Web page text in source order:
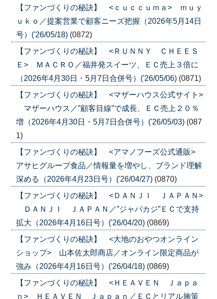
【ファンづくりの秘訣】 <ｃｕｃｃｕｍａ> ｍｕｙ
ｕｋｏ／提案営業で顧客ニーズ把握（2026年5月14日
号）('26/05/18) (0872)
【ファンづくりの秘訣】 <ＲＵＮＮＹ ＣＨＥＥＳ
Ｅ> ＭＡＣＲＯ／福井発スイーツ、ＥＣ売上３倍に
（2026年4月30日・5月7日合併号）('26/05/06) (0871)
【ファンづくりの秘訣】 <マザーハウス公式サイト>
マザーハウス／”顧客目線”で成長、ＥＣ売上２０％
増（2026年4月30日・5月7日合併号）('26/05/03) (087
1)
【ファンづくりの秘訣】 <アマノフーズ公式通販>
アサヒグループ食品／情報量を増やし、ブランド理解
深める（2026年4月23日号）('26/04/27) (0870)
【ファンづくりの秘訣】 <ＤＡＮＪＩ ＪＡＰＡＮ>
ＤＡＮＪＩ ＪＡＰＡＮ／”ジャパカジ”ＥＣで支持
拡大（2026年4月16日号）('26/04/20) (0869)
【ファンづくりの秘訣】 <大地のおやつオンライン
ショップ> 山本佐太郎商店／オンライン限定商品が
強み（2026年4月16日号）('26/04/18) (0869)
【ファンづくりの秘訣】 <ＨＥＡＶＥＮ Ｊａｐａ
ｎ> ＨＥＡＶＥＮ Ｊａｐａｎ／ＥＣとリアル施策